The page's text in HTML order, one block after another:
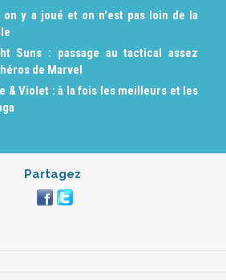
on y a joué et on n'est pas loin de la
Suns : passage au tactical assez
de Marvel
& Violet : à la fois les meilleurs et les
Partagez